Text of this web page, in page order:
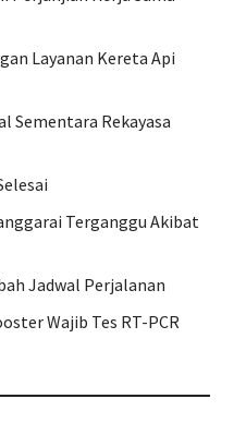
Layanan Kereta Api
Sementara Rekayasa
Terganggu Akibat
Jadwal Perjalanan
Wajib Tes RT-PCR